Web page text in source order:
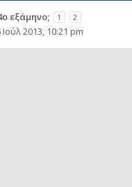
εξάμηνο; 1 2
Ιούλ 2013, 10:21 pm